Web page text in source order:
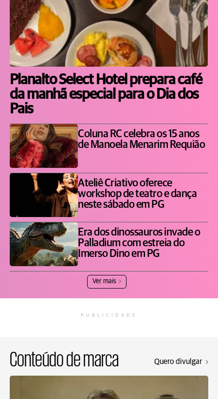
Planalto Select Hotel prepara café
da manhã especial para o Dia dos
Pais
Coluna RC celebra os 15 anos
de Manoela Menarim Requião
Ateliê Criativo oferece
workshop de teatro e dança
neste sábado em PG
Era dos dinossauros invade o
Palladium com estreia do
Imerso Dino em PG
Ver mais
PUBLICIDADE
Conteúdo de marca Quero divulgar